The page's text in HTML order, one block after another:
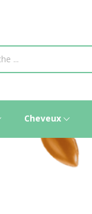
Cheveux